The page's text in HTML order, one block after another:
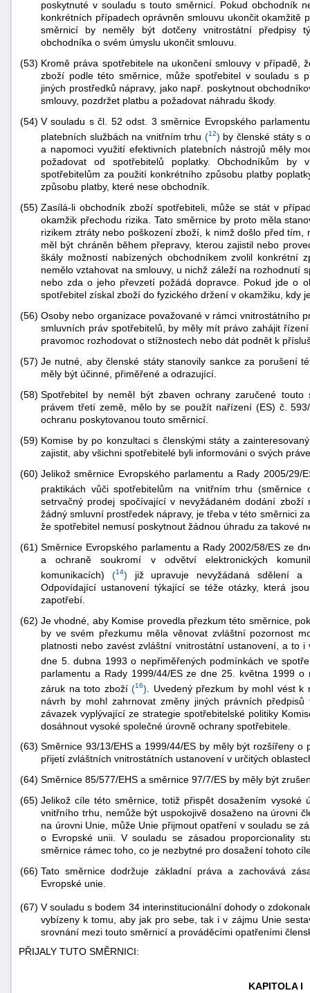
poskytnuté v souladu s touto směrnicí. Pokud obchodník
konkrétních případech oprávněn smlouvu ukončit okamžitě
směrnicí by neměly být dotčeny vnitrostátní předpisy
obchodníka o svém úmyslu ukončit smlouvu.
(53) Kromě práva spotřebitele na ukončení smlouvy v případě,
zboží podle této směrnice, může spotřebitel v souladu s
jiných prostředků nápravy, jako např. poskytnout
smlouvy, pozdržet platbu a požadovat náhradu škody.
(54) V souladu s čl. 52 odst. 3 směrnice Evropského
platebních službách na vnitřním trhu (12) by členské státy s
a napomoci využití efektivních platebních nástrojů měly
požadovat od spotřebitelů poplatky. Obchodníkům
spotřebitelům za použití konkrétního způsobu platby
způsobu platby, které nese obchodník.
(55) Zasílá-li obchodník zboží spotřebiteli, může se stát v
okamžik přechodu rizika. Tato směrnice by proto měla
rizikem ztráty nebo poškození zboží, k nimž došlo před
měl být chráněn během přepravy, kterou zajistil nebo
škály možností nabízených obchodníkem zvolil konkrétní
nemělo vztahovat na smlouvy, u nichž záleží na rozhodnutí
nebo zda o jeho převzetí požádá dopravce. Pokud jde o
spotřebitel získal zboží do fyzického držení v okamžiku, kdy
(56) Osoby nebo organizace považované v rámci vnitrostátního
smluvních práv spotřebitelů, by měly mít právo zahájit
pravomoc rozhodovat o stížnostech nebo dát podnět k
(57) Je nutné, aby členské státy stanovily sankce za porušení
měly být účinné, přiměřené a odrazující.
(58) Spotřebitel by neměl být zbaven ochrany zaručené
právem třetí země, mělo by se použít nařízení (ES) č.
ochranu poskytovanou touto směrnicí.
(59) Komise by po konzultaci s členskými státy a
zajistit, aby všichni spotřebitelé byli informováni o svých
(60) Jelikož směrnice Evropského parlamentu a Rady 2005/
praktikách vůči spotřebitelům na vnitřním trhu (směrnice
setrvačný prodej spočívající v nevyžádaném dodání
žádný smluvní prostředek nápravy, je třeba v této směrnici
že spotřebitel nemusí poskytnout žádnou úhradu za takové
(61) Směrnice Evropského parlamentu a Rady 2002/58/ES ze
a ochraně soukromí v odvětví elektronických
komunikacích) (14) již upravuje nevyžádaná sdělení a
Odpovídající ustanovení týkající se téže otázky, která
zapotřebí.
(62) Je vhodné, aby Komise provedla přezkum této směrnice,
by ve svém přezkumu měla věnovat zvláštní pozornost
platnosti nebo zavést zvláštní vnitrostátní ustanovení, a to
dne 5. dubna 1993 o nepřiměřených podmínkách ve
parlamentu a Rady 1999/44/ES ze dne 25. května 1999
záruk na toto zboží(16) . Uvedený přezkum by mohl vést
návrh by mohl zahrnovat změny jiných právních
závazek vyplývající ze strategie spotřebitelské politiky
dosáhnout vysoké společné úrovně ochrany spotřebitele.
(63) Směrnice 93/13/EHS a 1999/44/ES by měly být rozšířeny
přijetí zvláštních vnitrostátních ustanovení v určitých
(64) Směrnice 85/577/EHS a směrnice 97/7/ES by měly být
(65) Jelikož cíle této směrnice, totiž přispět dosažením vysoké
vnitřního trhu, nemůže být uspokojivě dosaženo na úrovni
na úrovni Unie, může Unie přijmout opatření v souladu se
o Evropské unii. V souladu se zásadou proporcionality
směrnice rámec toho, co je nezbytné pro dosažení tohoto
(66) Tato směrnice dodržuje základní práva a zachovává
Evropské unie.
(67) V souladu s bodem 34 interinstitucionální dohody o
vybízeny k tomu, aby jak pro sebe, tak i v zájmu Unie
srovnání mezi touto směrnicí a prováděcími opatřeními
PŘIJALY TUTO SMĚRNICI:
KAPITOLA I